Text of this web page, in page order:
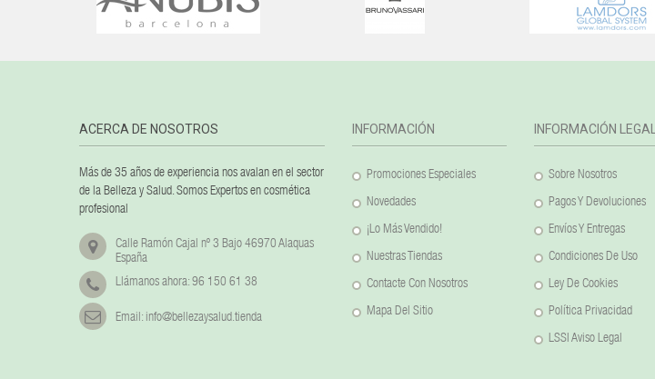
ACERCA DE NOSOTROS
Más de 35 años de experiencia nos avalan en el sector
de la Belleza y Salud. Somos Expertos en cosmética
profesional
Calle Ramón Cajal nº 3 Bajo 46970 Alaquas
España
Llámanos ahora: 96 150 61 38
Email: info@bellezaysalud.tienda
INFORMACIÓN
Promociones Especiales
Novedades
¡Lo Más Vendido!
Nuestras Tiendas
Contacte Con Nosotros
Mapa Del Sitio
INFORMACIÓN LEGAL
Sobre Nosotros
Pagos Y Devoluciones
Envíos Y Entregas
Condiciones De Uso
Ley De Cookies
Política Privacidad
LSSI Aviso Legal